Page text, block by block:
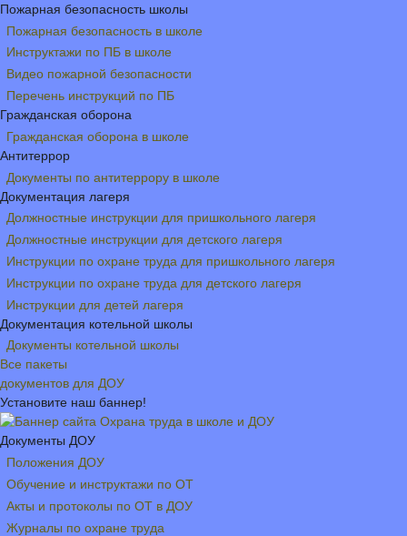
Пожарная безопасность школы
Пожарная безопасность в школе
Инструктажи по ПБ в школе
Видео пожарной безопасности
Перечень инструкций по ПБ
Гражданская оборона
Гражданская оборона в школе
Антитеррор
Документы по антитеррору в школе
Документация лагеря
Должностные инструкции для пришкольного лагеря
Должностные инструкции для детского лагеря
Инструкции по охране труда для пришкольного лагеря
Инструкции по охране труда для детского лагеря
Инструкции для детей лагеря
Документация котельной школы
Документы котельной школы
Все пакеты
документов для ДОУ
Установите наш баннер!
Документы ДОУ
Положения ДОУ
Обучение и инструктажи по ОТ
Акты и протоколы по ОТ в ДОУ
Журналы по охране труда